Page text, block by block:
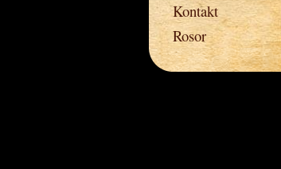
Kontakt
Rosor